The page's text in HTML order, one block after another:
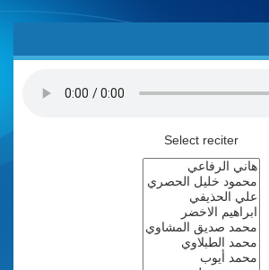
Select reciter